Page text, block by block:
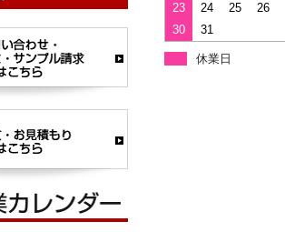
23
24 25
26
30
31
休業日